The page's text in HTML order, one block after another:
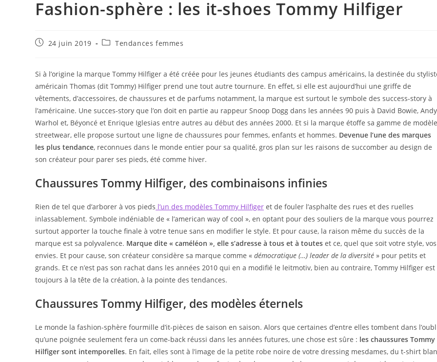
Fashion-sphère : les it-shoes Tommy Hilfiger
Publication
24 juin 2019
PostTendances femmes
Si à l’origine la marque Tommy Hilfiger a été créée pour les jeunes étudiants des campus américains, la destinée du
américain Thomas (dit Tommy) Hilfiger prend une tout autre tournure. En effet, si elle est aujourd’hui une griffe de
vêtements, d’accessoires, de chaussures et de parfums notamment, la marque est surtout le symbole des success-story à
l’américaine. Une succes-story que l’on doit en partie au rappeur Snoop Dogg dans les années 90 puis à David Bowie, Andy
Warhol et, Béyoncé et Enrique Iglesias entre autres au début des années 2000. Et si la marque étoffe sa gamme de
streetwear, elle propose surtout une ligne de chaussures pour femmes, enfants et hommes. Devenue l’une des marques
les plus tendance, reconnues dans le monde entier pour sa qualité, gros plan sur les raisons de succomber au design de
son créateur pour parer ses pieds, été comme hiver.
Chaussures Tommy Hilfiger, des combinaisons infinies
Rien de tel que d’arborer à vos pieds l’un des modèles Tommy Hilfiger et de fouler l’asphalte des rues et des ruelles
inlassablement. Symbole indéniable de « l’american way of cool », en optant pour des souliers de la marque vous pourrez
surtout apporter la touche finale à votre tenue sans en modifier le style. Et pour cause, la raison même du succès de la
marque est sa polyvalence. Marque dite « caméléon », elle s’adresse à tous et à toutes et ce, quel que soit votre style, vos
envies. Et pour cause, son créateur considère sa marque comme « démocratique (…) leader de la diversité » pour petits et
grands. Et ce n’est pas son rachat dans les années 2010 qui en a modifié le leitmotiv, bien au contraire, Tommy Hilfiger est
toujours à la tête de la création, à la pointe des tendances.
Chaussures Tommy Hilfiger, des modèles éternels
Le monde la fashion-sphère fourmille d’it-pièces de saison en saison. Alors que certaines d’entre elles tombent dans
qu’une poignée seulement fera un come-back réussi dans les années futures, une chose est sûre : les chaussures Tommy
Hilfiger sont intemporelles. En fait, elles sont à l’image de la petite robe noire de votre dressing mesdames, du t-shirt